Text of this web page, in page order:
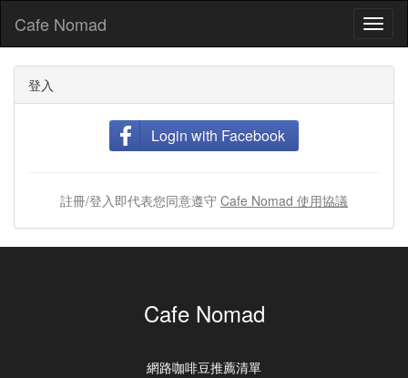
Cafe Nomad
登入
Login with Facebook
註冊/登入即代表您同意遵守 Cafe Nomad 使用協議
Cafe Nomad
網路咖啡豆推薦清單